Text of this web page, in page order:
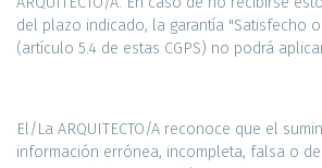
del plazo indicado, la garantía "Satisfecho
(artículo 5.4 de estas CGPS) no podrá
El/La ARQUITECTO/A reconoce que el
información errónea, incompleta, falsa o